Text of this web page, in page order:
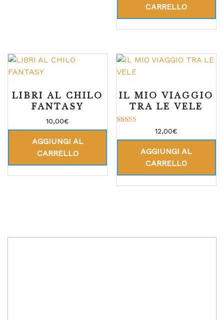
CARRELLO
LIBRI AL CHILO
FANTASY
10,00€
AGGIUNGI AL
CARRELLO
IL MIO VIAGGIO
TRA LE VELE
su 5
12,00€
AGGIUNGI AL
CARRELLO